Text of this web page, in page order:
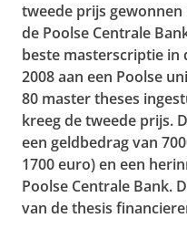
tweede prijs
de Poolse Centrale
beste masterscriptie in
2008 aan een Poolse
80 master theses
kreeg de tweede prijs.
een geldbedrag van
1700 euro) en een
Poolse Centrale Bank.
van de thesis